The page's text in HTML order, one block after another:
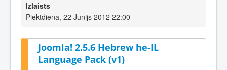
Izlaists
Piektdiena, 22 Jūnijs 2012 22:00
Joomla! 2.5.6 Hebrew he-IL
Language Pack (v1)